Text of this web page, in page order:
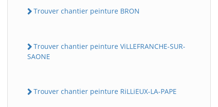
Trouver chantier peinture BRON
Trouver chantier peinture ViLLEFRANCHE-SUR-
SAONE
Trouver chantier peinture RiLLiEUX-LA-PAPE